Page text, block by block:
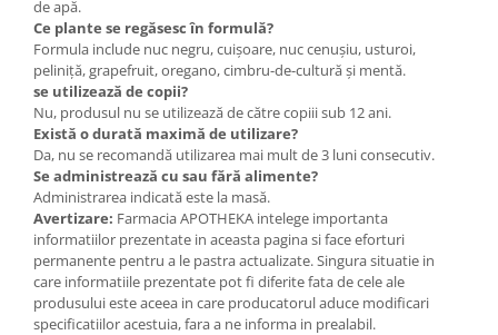
de apă.
Ce plante se regăsesc în formulă?
Formula include nuc negru, cuișoare, nuc cenușiu, usturoi,
peliniță, grapefruit, oregano, cimbru-de-cultură și mentă.
se utilizează de copii?
Nu, produsul nu se utilizează de către copiii sub 12 ani.
Există o durată maximă de utilizare?
Da, nu se recomandă utilizarea mai mult de 3 luni consecutiv.
Se administrează cu sau fără alimente?
Administrarea indicată este la masă.
Avertizare: Farmacia APOTHEKA intelege importanta
informatiilor prezentate in aceasta pagina si face eforturi
permanente pentru a le pastra actualizate. Singura situatie in
care informatiile prezentate pot fi diferite fata de cele ale
produsului este aceea in care producatorul aduce modificari
specificatiilor acestuia, fara a ne informa in prealabil.